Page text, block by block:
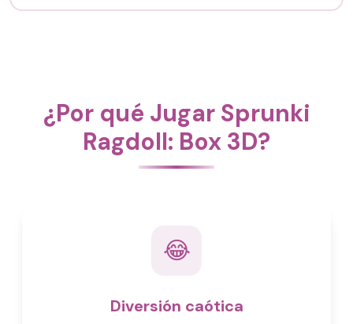
¿Por qué Jugar Sprunki
Ragdoll: Box 3D?
😂
Diversión caótica